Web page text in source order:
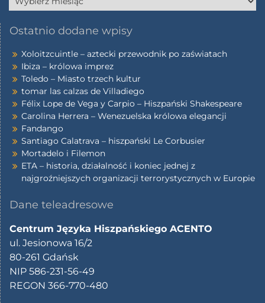
Ostatnio dodane wpisy
Xoloitzcuintle – aztecki przewodnik po zaświatach
Ibiza – królowa imprez
Toledo – Miasto trzech kultur
tomar las calzas de Villadiego
Félix Lope de Vega y Carpio – Hiszpański Shakespeare
Carolina Herrera – Wenezuelska królowa elegancji
Fandango
Santiago Calatrava – hiszpański Le Corbusier
Mortadelo i Filemon
ETA – historia, działalność i koniec jednej z
najgroźniejszych organizacji terrorystycznych w Europie
Dane teleadresowe
Centrum Języka Hiszpańskiego ACENTO
ul. Jesionowa 16/2
80-261 Gdańsk
NIP 586-231-56-49
REGON 366-770-480